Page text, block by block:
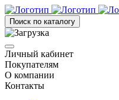
Поиск по каталогу
Личный кабинет
Покупателям
О компании
Контакты